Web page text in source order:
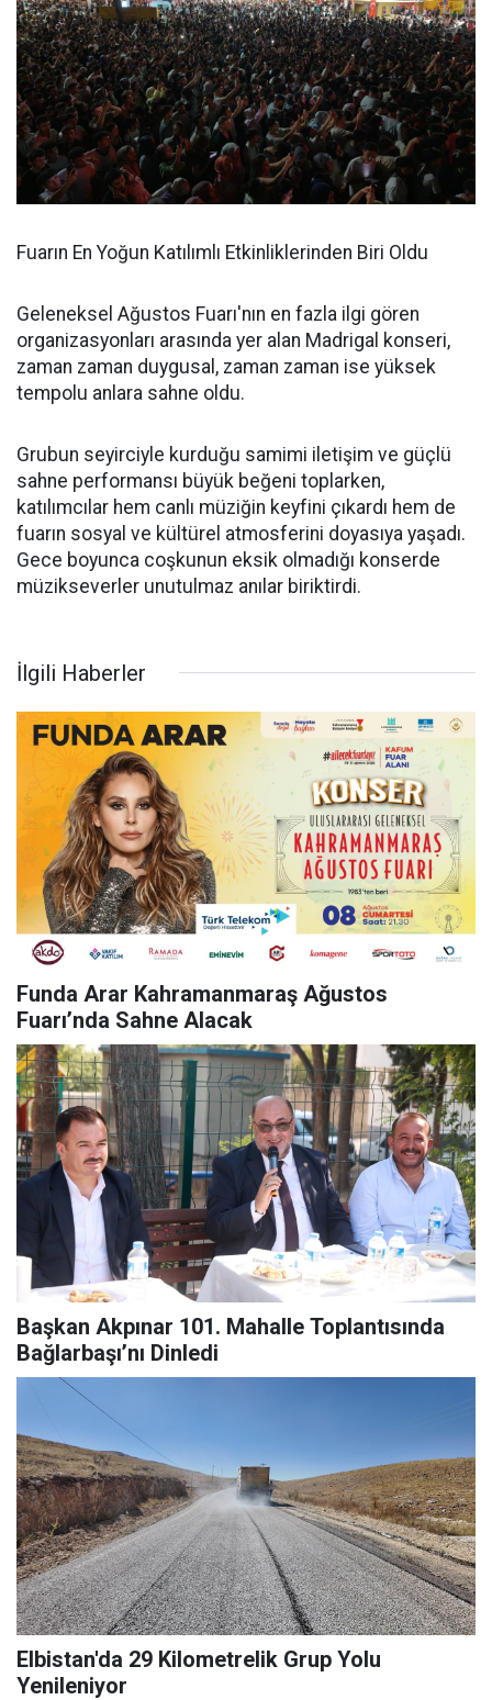
Fuarın En Yoğun Katılımlı Etkinliklerinden Biri Oldu
Geleneksel Ağustos Fuarı'nın en fazla ilgi gören
organizasyonları arasında yer alan Madrigal konseri,
zaman zaman duygusal, zaman zaman ise yüksek
tempolu anlara sahne oldu.
Grubun seyirciyle kurduğu samimi iletişim ve güçlü
sahne performansı büyük beğeni toplarken,
katılımcılar hem canlı müziğin keyfini çıkardı hem de
fuarın sosyal ve kültürel atmosferini doyasıya yaşadı.
Gece boyunca coşkunun eksik olmadığı konserde
müzikseverler unutulmaz anılar biriktirdi.
İlgili Haberler
Funda Arar Kahramanmaraş Ağustos
Fuarı’nda Sahne Alacak
Başkan Akpınar 101. Mahalle Toplantısında
Bağlarbaşı’nı Dinledi
Elbistan'da 29 Kilometrelik Grup Yolu
Yenileniyor